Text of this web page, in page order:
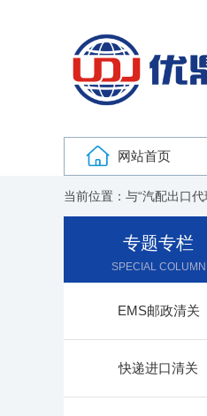
网站首页
当前位置：与“汽配出口
专题专栏
SPECIAL COLUMN
EMS邮政清关
快递进口清关